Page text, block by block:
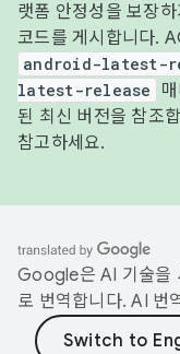
랫폼 안정성을 보장
코드를 게시합니다.
android-latest-
latest-release
된 최신 버전을 참조
참고하세요.
Google은 AI 기술을
로 번역합니다. AI 번